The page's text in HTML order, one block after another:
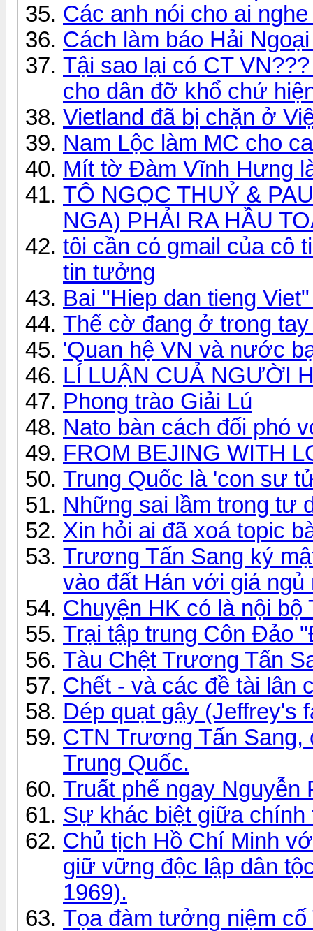
Các anh nói cho ai nghe
Cách làm báo Hải
Tậi sao lại có CT
cho dân đỡ khổ chứ
Vietland đã bị chặn ở
Nam Lộc làm MC cho
Mít tờ Đàm Vĩnh Hưng
TÔ NGỌC THUỶ &
NGA) PHẢI RA HẦU
tôi cần có gmail của cô
tin tưởng
Bai "Hiep dan tieng
Thế cờ đang ở trong
'Quan hệ VN và nước
LÍ LUẬN CUẢ NGƯỜI
Phong trào Giải Lú
Nato bàn cách đối phó
FROM BEJING WITH
Trung Quốc là 'con sư
Những sai lầm trong tư
Xin hỏi ai đã xoá topic
Trương Tấn Sang ký
vào đất Hán với giá
Chuyện HK có là nội bộ
Trại tập trung Côn Đảo
Tàu Chệt Trương Tấn
Chết - và các đề tài lân
Dép quạt gậy (Jeffrey's
CTN Trương Tấn
Trung Quốc.
Truất phế ngay Nguyễn
Sự khác biệt giữa chính
Chủ tịch Hồ Chí Minh
giữ vững độc lập dân
1969).
Tọa đàm tưởng niệm